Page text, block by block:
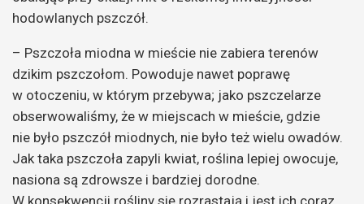
hodowlanych pszczół.
– Pszczoła miodna w mieście nie zabiera terenów
dzikim pszczołom. Powoduje nawet poprawę
w otoczeniu, w którym przebywa; jako pszczelarze
obserwowaliśmy, że w miejscach w mieście, gdzie
nie było pszczół miodnych, nie było też wielu owadów.
Jak taka pszczoła zapyli kwiat, roślina lepiej owocuje,
nasiona są zdrowsze i bardziej dorodne.